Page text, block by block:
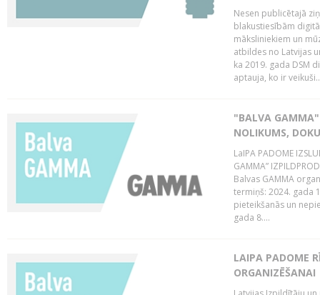
Nesen publicētajā
blakustiesībām
māksliniekiem un
atbildes no Latvijas
ka 2019. gada DSM
aptauja, ko ir
"BALVA GAMMA"
NOLIKUMS,
LaIPA PADOME
GAMMA”
Balvas GAMMA
termiņš: 2024. gada
pieteikšanās un
gada 8....
LAIPA PADOME
ORGANIZĒŠANAI